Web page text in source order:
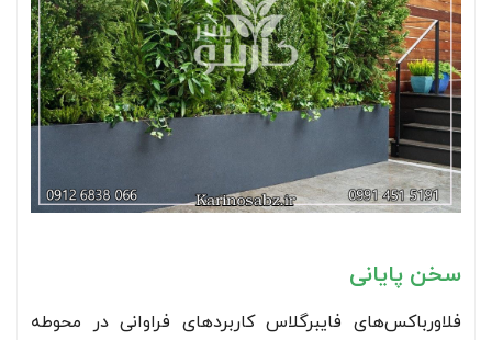
سخن پایانی
فلاورباکس‌های فایبرگلاس کاربردهای فراوانی در محوطه